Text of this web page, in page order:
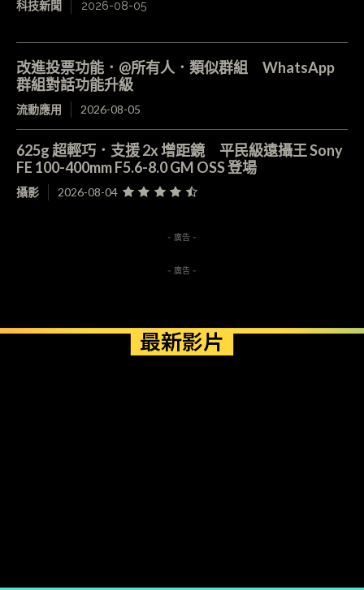
科技新聞 2026-08-05
改進投票功能．@所有人．類似群組 WhatsApp
群組對話功能升級
流動應用 2026-08-05
625g 超輕巧．支援 2x 增距鏡 平民級遠攝王 Sony
FE 100-400mm F5.6-8.0 GM OSS 登場
攝影 2026-08-04
- 廣告 -
- 廣告 -
最新影片